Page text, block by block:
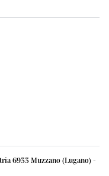
6933 Muzzano (Lugano) -